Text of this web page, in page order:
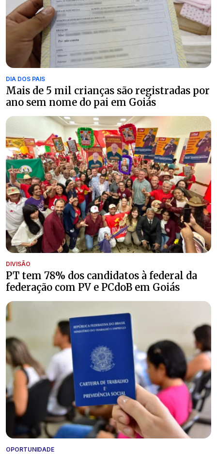
DIA DOS PAIS
Mais de 5 mil crianças são registradas por
ano sem nome do pai em Goiás
DIVISÃO
PT tem 78% dos candidatos à federal da
federação com PV e PCdoB em Goiás
OPORTUNIDADE